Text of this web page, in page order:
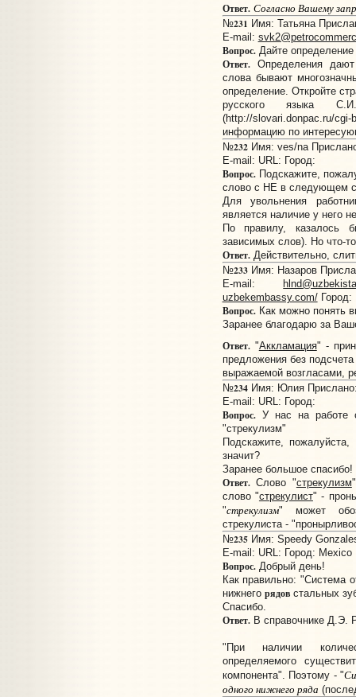
Ответ. Согласно Вашему
№231 Имя: Татьяна
E-mail:
Вопрос.Дайте определение
Ответ.Определения
слова бывают
определение. Откройте
русского языка
(http://slovari.donpac.ru/
информацию по
№232Имя: ves/na
E-mail: URL: Город:
Вопрос.Подскажите,
слово с НЕ в следующем
Для увольнения
является наличие у него
По правилу, казалось
зависимых слов). Но что-
Ответ.Действительно,
№233Имя: Назаров
E-mail:
uzbekembassy.com/Город:
Вопрос.Как можно понять
Заранее благодарю за
Ответ."Аккламация" -
предложения без
выражаемой возгласами,
№234Имя: Юлия Прислано:
E-mail: URL: Город:
Вопрос.У нас на работе
"стрекулизм"
Подскажите,
значит?
Заранее большое спасибо!
Ответ.Слово "стрекулизм
слово "стрекулист" -
"стрекулизм" может
стрекулиста -
№235Имя: Speedy
E-mail: URL: Город: Mexico
Вопрос.Добрый день!
Как правильно: "Система
нижнего рядовстальных
Спасибо.
Ответ.В справочнике Д.Э.
"При наличии
определяемого
компонента". Поэтому - "
одного нижнего ряда